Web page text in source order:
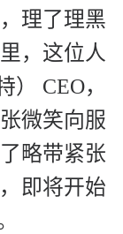
理了理黑
，这位人
） CEO，
微笑向服
略带紧张
即将开始